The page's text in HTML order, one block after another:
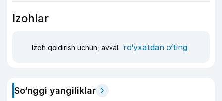
Izohlar
Izoh qoldirish uchun, avval ro‘yxatdan o‘ting
So‘nggi yangiliklar